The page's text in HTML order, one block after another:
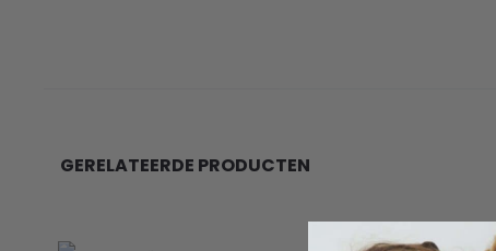
GERELATEERDE PRODUCTEN